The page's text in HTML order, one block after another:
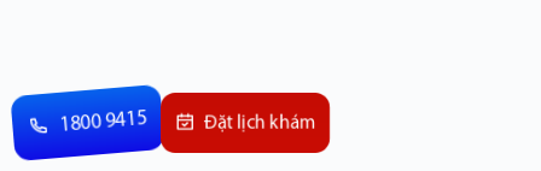
1800 9415 Đặt lịch khám